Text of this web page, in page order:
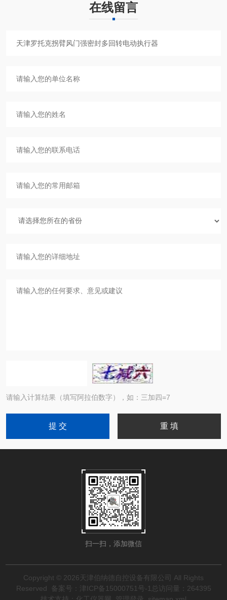
在线留言
请输入计算结果（填写阿拉伯数字），如：三加四=7
扫一扫，添加微信
Copyright © 2026天津伯纳德自控设备有限公司 All Rights
Reserved
备案号：津ICP备15000751号-1 总访问量：264395